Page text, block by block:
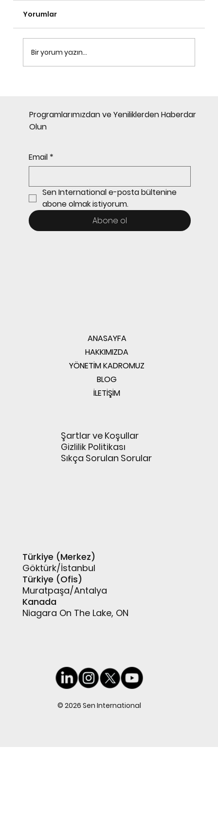
Yorumlar
Bir yorum yazın...
Programlarımızdan ve Yeniliklerden Haberdar
Olun
Email *
Sen International e-posta bültenine
abone olmak istiyorum.
Abone ol
© 2026 Sen International
ANASAYFA
HAKKIMIZDA
YÖNETİM KADROMUZ
BLOG
İLETİŞİM
Türkiye (Merkez)
Göktürk/İstanbul
Türkiye (Ofis)
Muratpaşa/Antalya
Kanada
Niagara On The Lake, ON
Şartlar ve Koşullar
Gizlilik Politikası
Sıkça Sorulan Sorular